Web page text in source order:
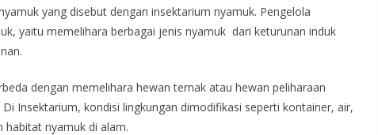
yang disebut dengan insektarium nyamuk. Pengelola
yaitu memelihara berbagai jenis nyamuk dari keturunan induk
dengan memelihara hewan ternak atau hewan peliharaan
Insektarium, kondisi lingkungan dimodifikasi seperti kontainer, air,
habitat nyamuk di alam.